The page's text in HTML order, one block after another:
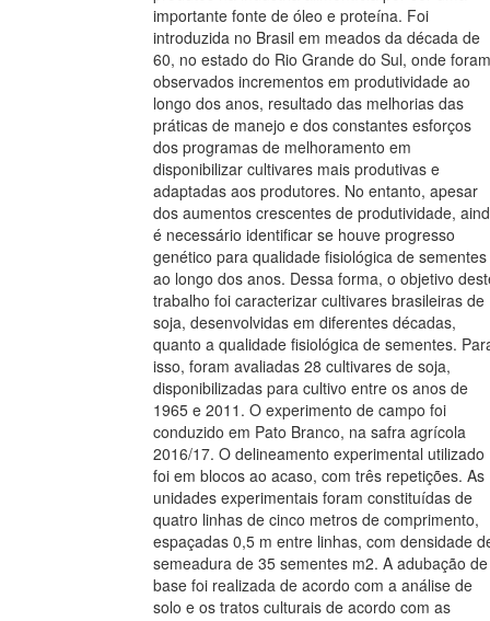
importante fonte de óleo e proteína. Foi
introduzida no Brasil em meados da década de
60, no estado do Rio Grande do Sul, onde foram
observados incrementos em produtividade ao
longo dos anos, resultado das melhorias das
práticas de manejo e dos constantes esforços
dos programas de melhoramento em
disponibilizar cultivares mais produtivas e
adaptadas aos produtores. No entanto, apesar
dos aumentos crescentes de produtividade,
é necessário identificar se houve progresso
genético para qualidade fisiológica de sementes
ao longo dos anos. Dessa forma, o objetivo
trabalho foi caracterizar cultivares brasileiras de
soja, desenvolvidas em diferentes décadas,
quanto a qualidade fisiológica de sementes.
isso, foram avaliadas 28 cultivares de soja,
disponibilizadas para cultivo entre os anos de
1965 e 2011. O experimento de campo foi
conduzido em Pato Branco, na safra agrícola
2016/17. O delineamento experimental utilizado
foi em blocos ao acaso, com três repetições. As
unidades experimentais foram constituídas de
quatro linhas de cinco metros de comprimento,
espaçadas 0,5 m entre linhas, com densidade
semeadura de 35 sementes m2. A adubação de
base foi realizada de acordo com a análise de
solo e os tratos culturais de acordo com as